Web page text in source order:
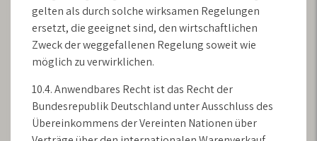
gelten als durch solche wirksamen Regelungen
ersetzt, die geeignet sind, den wirtschaftlichen
Zweck der weggefallenen Regelung soweit wie
möglich zu verwirklichen.
10.4. Anwendbares Recht ist das Recht der
Bundesrepublik Deutschland unter Ausschluss des
Übereinkommens der Vereinten Nationen über